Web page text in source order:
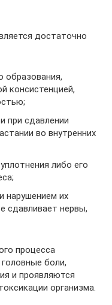
достаточно
образования,
консистенцией,
при сдавлении
во внутренних
либо его
нарушением их
сдавливает нервы,
процесса
боли,
и проявляются
организма.